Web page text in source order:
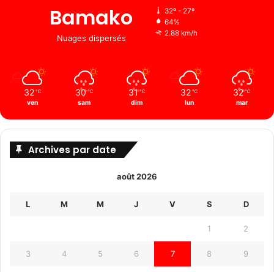
Bamako
Nuages ​​dispersés
32º - 27º
64%
2.88 km/h
32 ℃
ven
30 ℃
sam
31 ℃
dim
32 ℃
lun
32 ℃
mar
Archives par date
août 2026
L M M J V S D
1 2
3 4 5 6 7 8 9